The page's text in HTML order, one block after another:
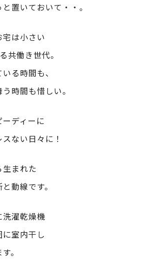
置いておいて・・。
は小さい
共働き世代。
る時間も、
時間も惜しい。
ディーに
ない日々に！
まれた
動線です。
濯乾燥機
室内干し
。